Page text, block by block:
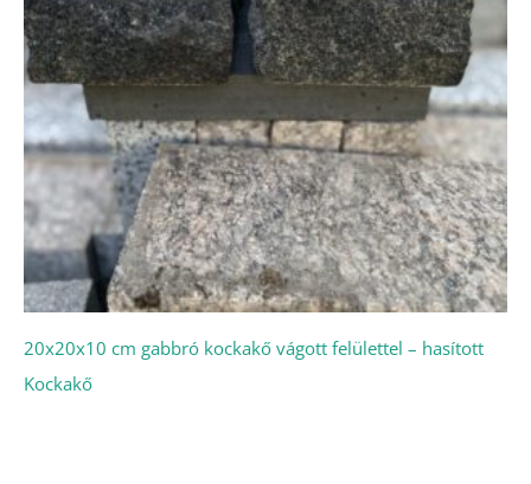
20x20x10 cm gabbró kockakő vágott felülettel – hasított
Kockakő